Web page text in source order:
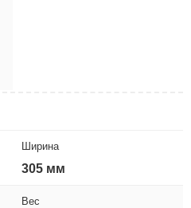
Ширина
305 мм
Вес